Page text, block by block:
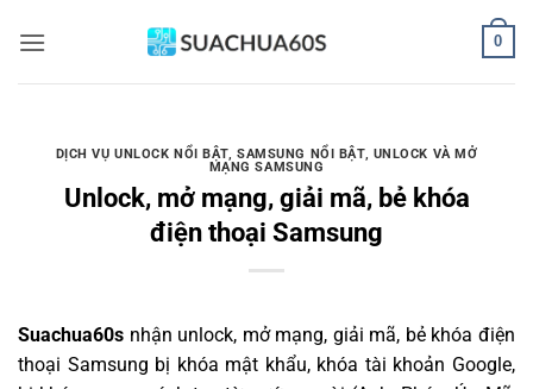
qua
0
DỊCH VỤ UNLOCK NỔI BẬT,SAMSUNG NỔI BẬT, UNLOCK VÀ MỞ
MẠNG SAMSUNG
Unlock, mở mạng, giải mã, bẻ khóa
điện thoại Samsung
Suachua60s nhận unlock, mở mạng, giải mã, bẻ khóa điện
thoại Samsung bị khóa mật khẩu, khóa tài khoản Google,